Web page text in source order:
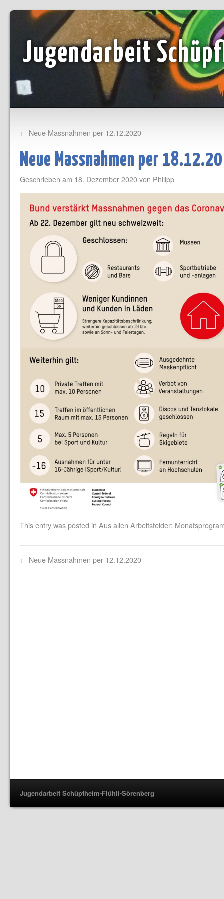
Jugendarbeit
← Neue Massnahmen per 12.12.2020
Neue Massnahmen per 18.12.20
Geschrieben am 18. Dezember 2020von Philipp
This entry was posted in Aus allen Arbeitsfelder:
← Neue Massnahmen per 12.12.2020
Jugendarbeit Schüpfheim-Flühli-Sörenberg